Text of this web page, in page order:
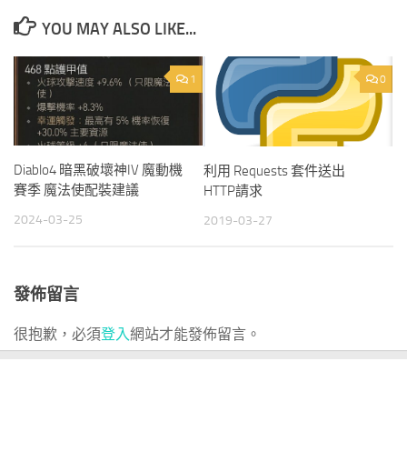
YOU MAY ALSO LIKE...
1
Diablo4 暗黑破壞神IV 魔動機
賽季 魔法使配裝建議
2024-03-25
0
利用 Requests 套件送出
HTTP請求
2019-03-27
發佈留言
很抱歉，必須登入網站才能發佈留言。